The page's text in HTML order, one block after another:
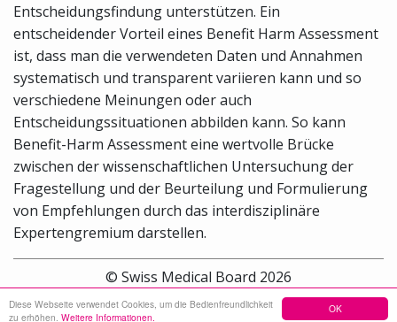
OK
Diese Webseite verwendet Cookies, um die Bedienfreundlichkeit
zu erhöhen. Weitere Informationen.
Entscheidungsfindung unterstützen. Ein
entscheidender Vorteil eines Benefit Harm Assessment
ist, dass man die verwendeten Daten und Annahmen
systematisch und transparent variieren kann und so
verschiedene Meinungen oder auch
Entscheidungssituationen abbilden kann. So kann
Benefit-Harm Assessment eine wertvolle Brücke
zwischen der wissenschaftlichen Untersuchung der
Fragestellung und der Beurteilung und Formulierung
von Empfehlungen durch das interdisziplinäre
Expertengremium darstellen.
© Swiss Medical Board 2026
Sitemap
Kontakt Impressum